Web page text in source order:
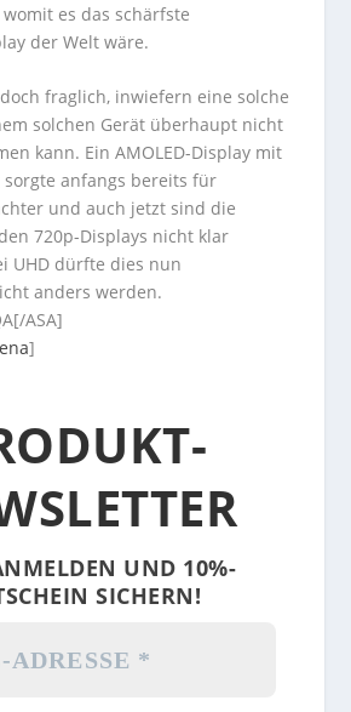
es das schärfste
der Welt wäre.
fraglich, inwiefern eine solche
solchen Gerät überhaupt nicht
kann. Ein AMOLED-Display mit
sorgte anfangs bereits für
und auch jetzt sind die
720p-Displays nicht klar
UHD dürfte dies nun
anders werden.
ASA]
]
UND 10%-
SICHERN!